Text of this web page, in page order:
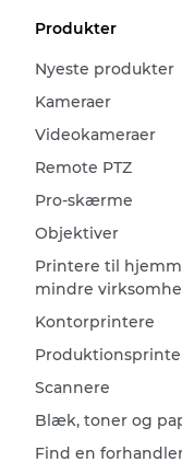
Produkter
Nyeste produkter
Kameraer
Videokameraer
Remote PTZ
Pro-skærme
Objektiver
Printere til
mindre
Kontorprintere
Scannere
Blæk, toner og
Find en